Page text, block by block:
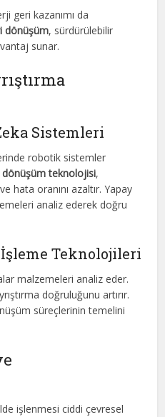
geri kazanımı da
dönüşüm, sürdürülebilir
sunar.
Sistemleri
robotik sistemler
teknolojisi,
hata oranını azaltır. Yapay
analiz ederek doğru
Teknolojileri
malzemeleri analiz eder.
doğruluğunu artırır.
süreçlerinin temelini
işlenmesi ciddi çevresel